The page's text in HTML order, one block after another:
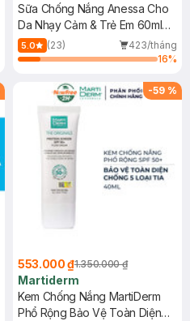
Sữa Chống Nắng Anessa Cho
Da Nhạy Cảm & Trẻ Em 60ml
(Mới)
5.0 (23)
423/tháng
16%
-59 %
553.000 ₫1.350.000 ₫
Martiderm
Kem Chống Nắng MartiDerm
Phổ Rộng Bảo Vệ Toàn Diện